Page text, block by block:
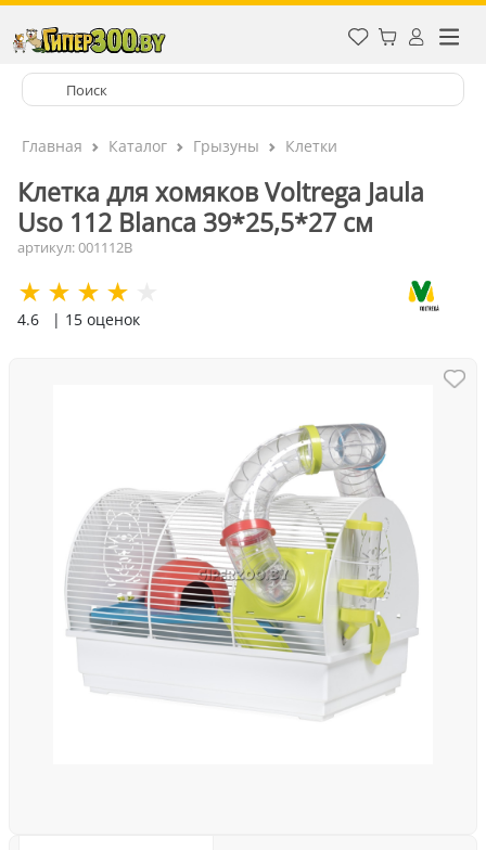
Главная Каталог Грызуны Клетки
Клетка для хомяков Voltrega Jaula
Uso 112 Blanca 39*25,5*27 см
артикул: 001112B
4.6 | 15 оценок